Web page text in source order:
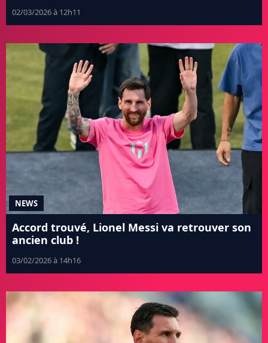
02/03/2026 à 12h11
NEWS
Accord trouvé, Lionel Messi va retrouver son
ancien club !
03/02/2026 à 14h16